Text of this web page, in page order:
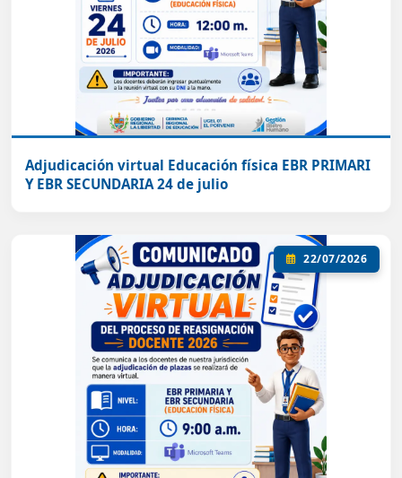
Adjudicación virtual Educación física EBR PRIMARI
Y EBR SECUNDARIA 24 de julio
22/07/2026